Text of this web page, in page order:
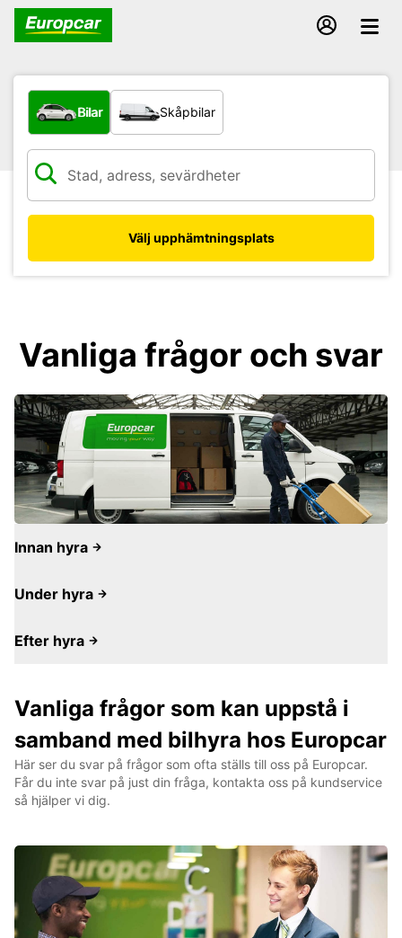
Vilken typ av fordon?
Bilar Skåpbilar
Välj upphämtningsplats
Vanliga frågor och svar
Innan hyra
Under hyra
Efter hyra
Vanliga frågor som kan uppstå i
samband med bilhyra hos Europcar
Här ser du svar på frågor som ofta ställs till oss på Europcar.
Får du inte svar på just din fråga, kontakta oss på kundservice
så hjälper vi dig.